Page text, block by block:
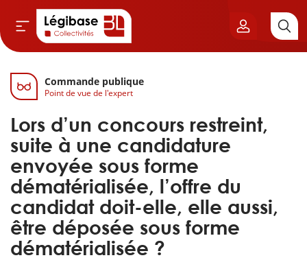
& Cimetières
& Élu local
& Finances locales
publique
Commande publique
Point de vue de l'expert
Lors d’un concours restreint,
suite à une candidature
envoyée sous forme
dématérialisée, l’offre du
candidat doit-elle, elle aussi,
être déposée sous forme
dématérialisée ?